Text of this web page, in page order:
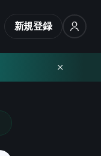
新規登録